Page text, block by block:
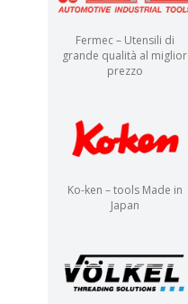
Fermec – Utensili di
grande qualità al miglior
prezzo
Ko-ken – tools Made in
Japan